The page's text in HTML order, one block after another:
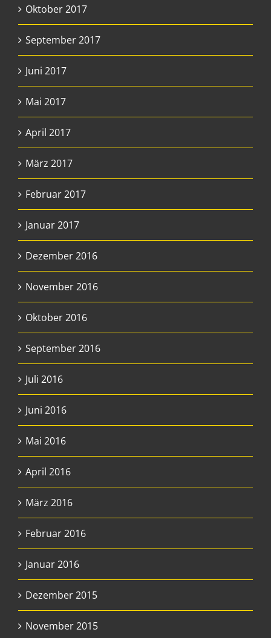
Oktober 2017
September 2017
Juni 2017
Mai 2017
April 2017
März 2017
Februar 2017
Januar 2017
Dezember 2016
November 2016
Oktober 2016
September 2016
Juli 2016
Juni 2016
Mai 2016
April 2016
März 2016
Februar 2016
Januar 2016
Dezember 2015
November 2015